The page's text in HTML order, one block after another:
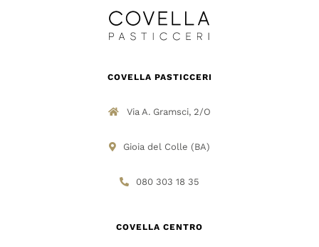
COVELLA PASTICCERI
Via A. Gramsci, 2/O
Gioia del Colle (BA)
080 303 18 35
COVELLA CENTRO